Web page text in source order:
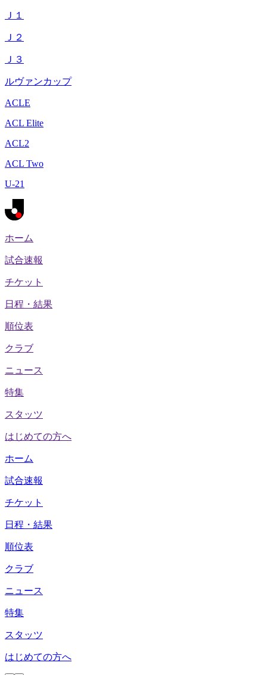
Ｊ１
Ｊ２
Ｊ３
ルヴァンカップ
ACLE
ACL Elite
ACL2
ACL Two
U-21
ホーム
試合速報
チケット
日程・結果
順位表
クラブ
ニュース
特集
スタッツ
はじめての方へ
ホーム
試合速報
チケット
日程・結果
順位表
クラブ
ニュース
特集
スタッツ
はじめての方へ